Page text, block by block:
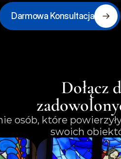
Darmowa Konsultacja
Dołącz
osób, które
swoich